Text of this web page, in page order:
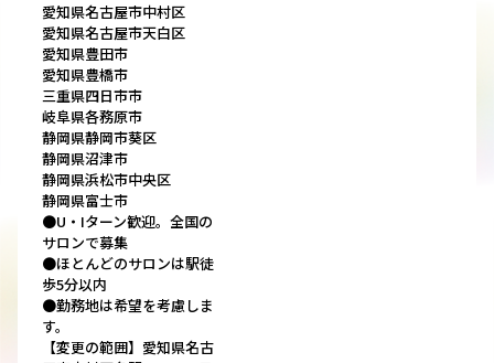
愛知県名古屋市中村区
愛知県名古屋市天白区
愛知県豊田市
愛知県豊橋市
三重県四日市市
岐阜県各務原市
静岡県静岡市葵区
静岡県沼津市
静岡県浜松市中央区
静岡県富士市
●U・Iターン歓迎。全国の
サロンで募集
●ほとんどのサロンは駅徒
歩5分以内
●勤務地は希望を考慮しま
す。
【変更の範囲】愛知県名古